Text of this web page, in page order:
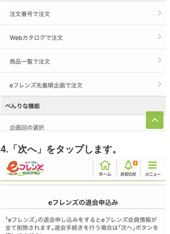
4.「次へ」をタップします。